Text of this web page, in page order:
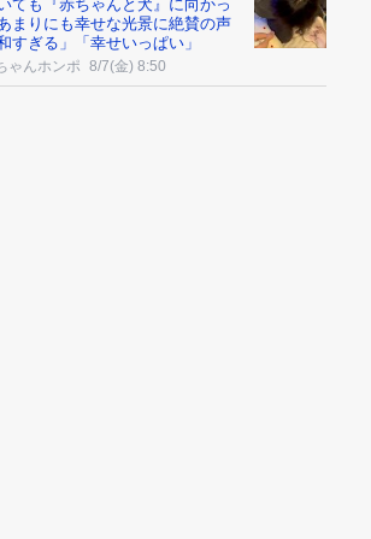
ても『赤ちゃんと犬』に向かっ
まりにも幸せな光景に絶賛の声
すぎる」「幸せいっぱい」
ゃんホンポ 8/7(金) 8:50